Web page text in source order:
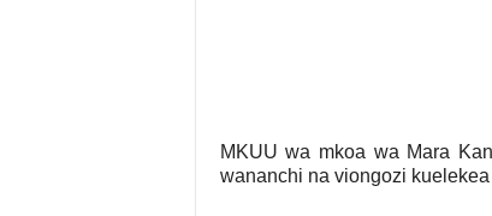
MKUU wa mkoa wa Mara
wananchi na viongozi